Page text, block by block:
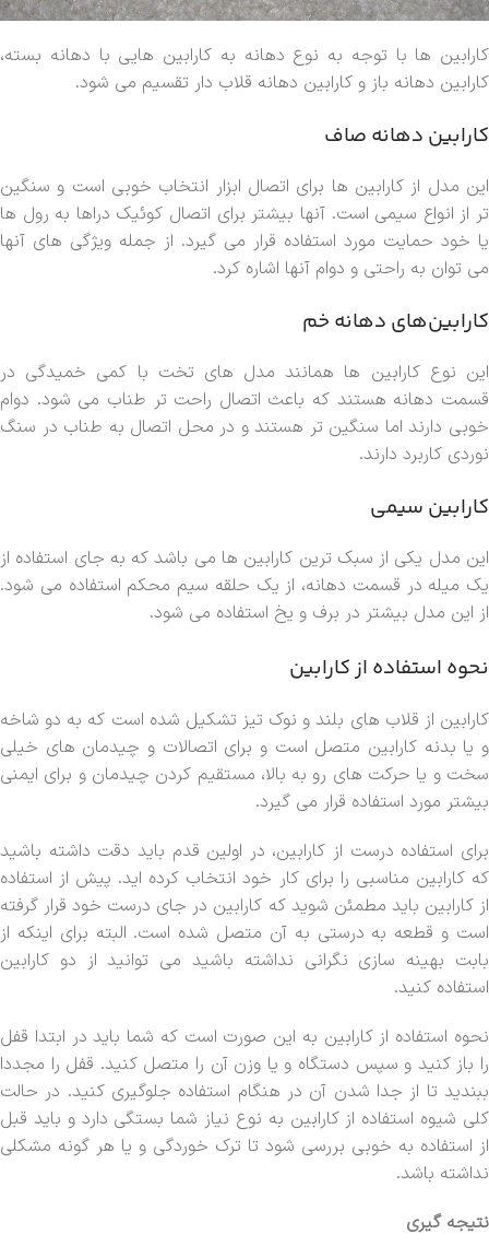
کارابین ها با توجه به نوع دهانه به کارابین هایی با دهانه بسته،
کارابین دهانه باز و کارابین دهانه قلاب دار تقسیم می شود.
کارابین دهانه صاف
این مدل از کارابین ها برای اتصال ابزار انتخاب خوبی است و سنگین
تر از انواع سیمی است. آنها بیشتر برای اتصال کوئیک دراها به رول ها
یا خود حمایت مورد استفاده قرار می گیرد. از جمله ویژگی های آنها
می توان به راحتی و دوام آنها اشاره کرد.
کارابین‌های دهانه خم
این نوع کارابین ها همانند مدل های تخت با کمی خمیدگی در
قسمت دهانه هستند که باعث اتصال راحت تر طناب می شود. دوام
خوبی دارند اما سنگین تر هستند و در محل اتصال به طناب در سنگ
نوردی کاربرد دارند.
کارابین سیمی
این مدل یکی از سبک ترین کارابین ها می باشد که به جای استفاده از
یک میله در قسمت دهانه، از یک حلقه سیم محکم استفاده می شود.
از این مدل بیشتر در برف و یخ استفاده می شود.
نحوه استفاده از کارابین
کارابین از قلاب های بلند و نوک تیز تشکیل شده است که به دو شاخه
و یا بدنه کارابین متصل است و برای اتصالات و چیدمان های خیلی
سخت و یا حرکت های رو به بالا، مستقیم کردن چیدمان و برای ایمنی
بیشتر مورد استفاده قرار می گیرد.
برای استفاده درست از کارابین، در اولین قدم باید دقت داشته باشید
که کارابین مناسبی را برای کار خود انتخاب کرده اید. پیش از استفاده
از کارابین باید مطمئن شوید که کارابین در جای درست خود قرار گرفته
است و قطعه به درستی به آن متصل شده است. البته برای اینکه از
بابت بهینه سازی نگرانی نداشته باشید می توانید از دو کارابین
استفاده کنید.
نحوه استفاده از کارابین به این صورت است که شما باید در ابتدا قفل
را باز کنید و سپس دستگاه و یا وزن آن را متصل کنید. قفل را مجددا
ببندید تا از جدا شدن آن در هنگام استفاده جلوگیری کنید. در حالت
کلی شیوه استفاده از کارابین به نوع نیاز شما بستگی دارد و باید قبل
از استفاده به خوبی بررسی شود تا ترک خوردگی و یا هر گونه مشکلی
نداشته باشد.
نتیجه گیری